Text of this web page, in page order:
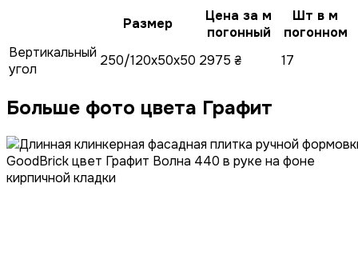
Размер
Цена за м
погонный
Шт в м
погонном
Вертикальный
угол
250/120x50x50 2975 ₴ 17
Больше фото цвета Графит